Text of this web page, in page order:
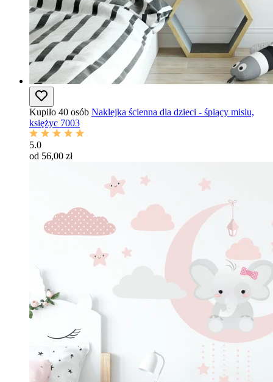
Kupiło 40 osób Naklejka ścienna dla dzieci - śpiący misiu,
księżyc 7003
5.0
od 56,00 zł